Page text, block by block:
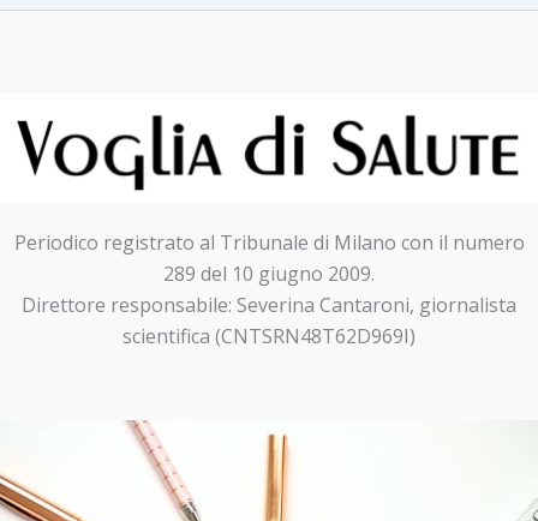
Periodico registrato al Tribunale di Milano con il numero
289 del 10 giugno 2009.
Direttore responsabile: Severina Cantaroni, giornalista
scientifica (CNTSRN48T62D969I)